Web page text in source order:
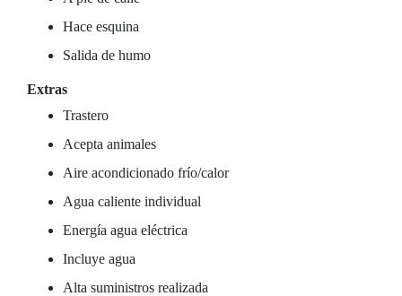
Hace esquina
Salida de humo
Extras
Trastero
Acepta animales
Aire acondicionado frío/calor
Agua caliente individual
Energía agua eléctrica
Incluye agua
Alta suministros realizada